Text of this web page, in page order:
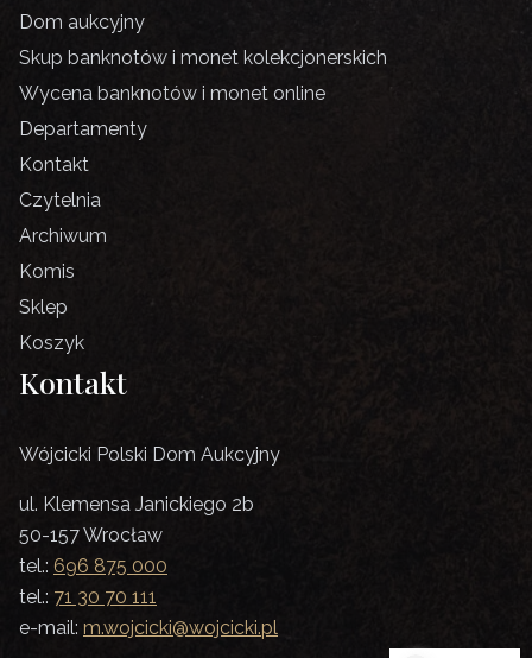
Dom aukcyjny
Skup banknotów i monet kolekcjonerskich
Wycena banknotów i monet online
Departamenty
Kontakt
Czytelnia
Archiwum
Komis
Sklep
Koszyk
Kontakt
Wójcicki Polski Dom Aukcyjny
ul. Klemensa Janickiego 2b
50-157 Wrocław
tel.: 696 875 000
tel.: 71 30 70 111
e-mail: m.wojcicki@wojcicki.pl